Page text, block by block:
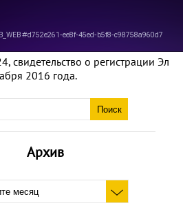
Архив
свидетельство о регистрации Эл
2016 года.